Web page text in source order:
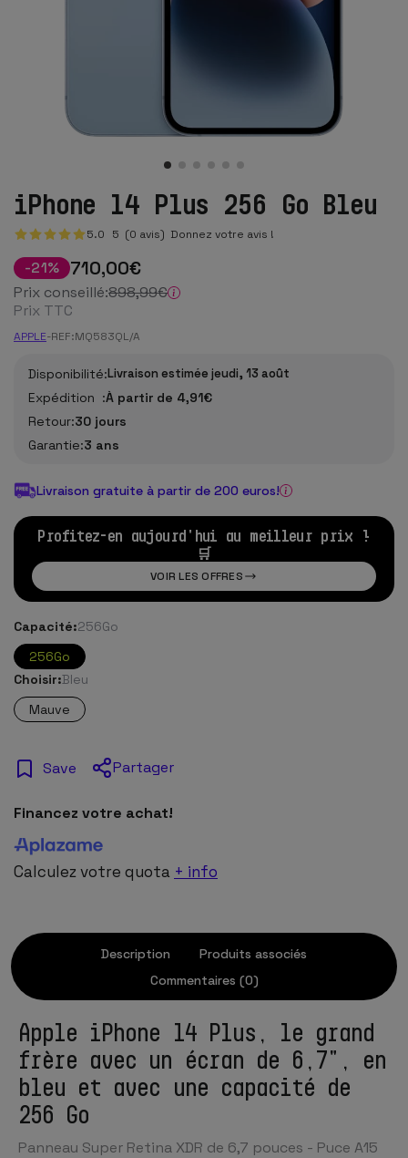
iPhone 14 Plus 256 Go Bleu
5.0 5 (0 avis) Donnez votre avis !
-21% 710,00€
Prix conseillé:898,99€
Prix TTC
APPLE-REF:MQ583QL/A
Disponibilité:Livraison estimée jeudi, 13 août
Expédition :À partir de 4,91€
Retour:30 jours
Garantie:3 ans
Livraison gratuite à partir de 200 euros!
Profitez-en aujourd'hui au meilleur prix !
🛒
VOIR LES OFFRES
Capacité:256Go
256Go
Choisir:Bleu
Mauve
Save Partager
Financez votre achat!
Calculez votre quota + info
Description
Produits associés
Commentaires (0)
Apple iPhone 14 Plus, le grand
frère avec un écran de 6,7", en
bleu et avec une capacité de
256 Go
Panneau Super Retina XDR de 6,7 pouces - Puce A15